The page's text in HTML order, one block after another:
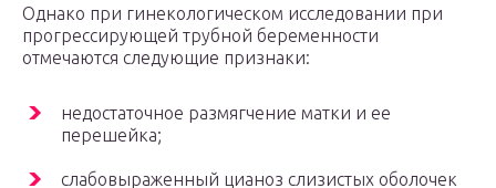
Однако при гинекологическом исследовании при
прогрессирующей трубной беременности
отмечаются следующие признаки:
недостаточное размягчение матки и ее
перешейка;
слабовыраженный цианоз слизистых оболочек